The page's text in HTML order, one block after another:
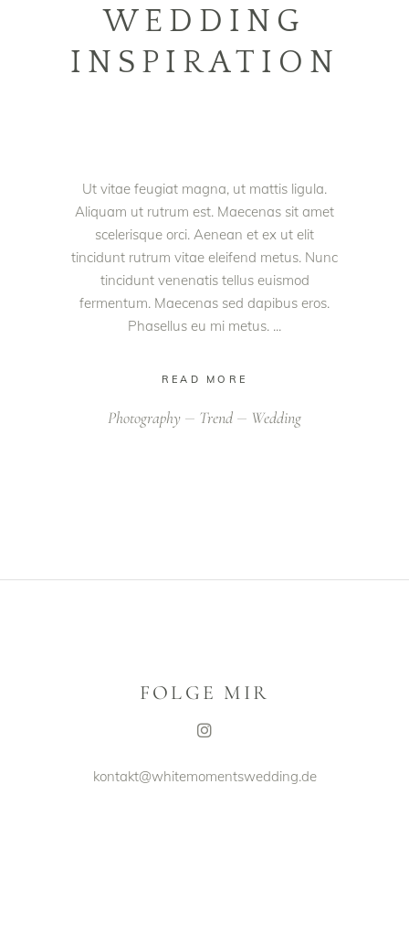
WEDDING
INSPIRATION
Ut vitae feugiat magna, ut mattis ligula.
Aliquam ut rutrum est. Maecenas sit amet
scelerisque orci. Aenean et ex ut elit
tincidunt rutrum vitae eleifend metus. Nunc
tincidunt venenatis tellus euismod
fermentum. Maecenas sed dapibus eros.
Phasellus eu mi metus.
READ MORE
Photography Trend Wedding
FOLGE MIR
kontakt@whitemomentswedding.de